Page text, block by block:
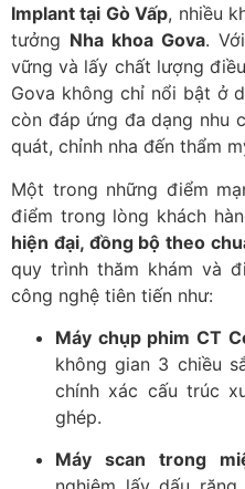
Implant tại Gò Vấp, nhiều
tưởng Nha khoa Gova.
vững và lấy chất lượng
Gova không chỉ nổi bật ở
còn đáp ứng đa dạng nhu
quát, chỉnh nha đến thẩm
Một trong những điểm
điểm trong lòng khách
hiện đại, đồng bộ theo
quy trình thăm khám và
công nghệ tiên tiến như:
Máy chụp phim CT
không gian 3 chiều
chính xác cấu trúc
ghép.
Máy scan trong